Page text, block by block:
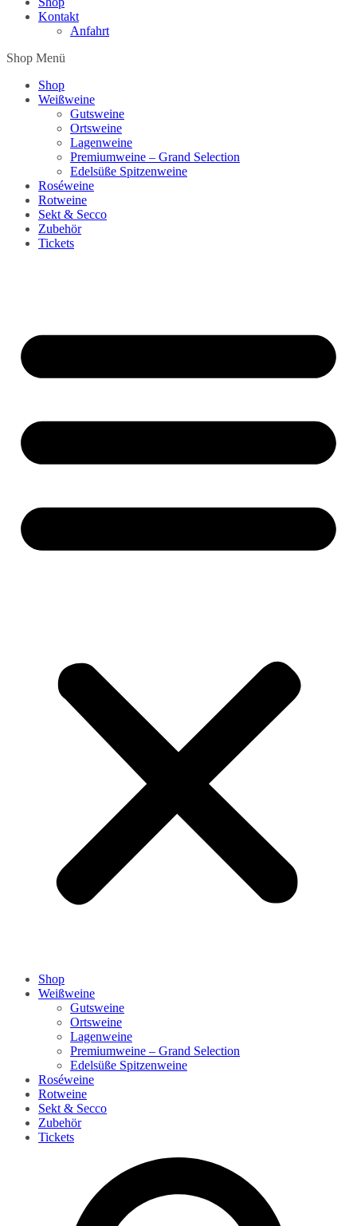
Kontakt
Anfahrt
Shop Menü
Shop
Weißweine
Gutsweine
Ortsweine
Lagenweine
Premiumweine – Grand Selection
Edelsüße Spitzenweine
Roséweine
Rotweine
Sekt & Secco
Zubehör
Tickets
Shop
Weißweine
Gutsweine
Ortsweine
Lagenweine
Premiumweine – Grand Selection
Edelsüße Spitzenweine
Roséweine
Rotweine
Sekt & Secco
Zubehör
Tickets